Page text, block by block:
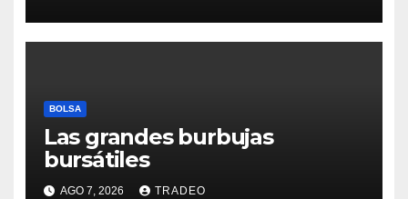
BOLSA
Las grandes burbujas
bursátiles
AGO 7, 2026 TRADEO